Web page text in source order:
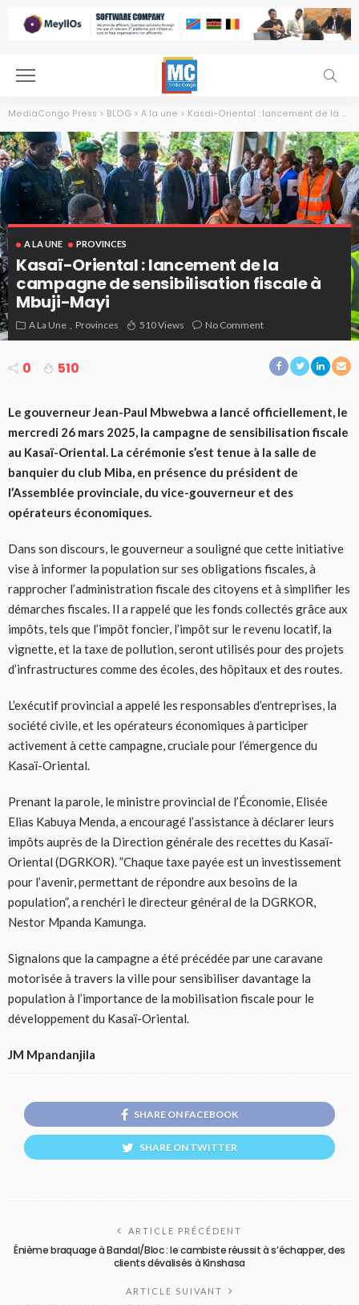
MediaCongo Press > BLOG > A la une > Kasaï-Oriental : lancement de la campagne de sensibilisation fiscale à Mbuji-Mayi
A LA UNE PROVINCES
Kasaï-Oriental : lancement de la
campagne de sensibilisation fiscale à
Mbuji-Mayi
A La Une Provinces 510 Views No Comment
0 510
Le gouverneur Jean-Paul Mbwebwa a lancé officiellement, le
mercredi 26 mars 2025, la campagne de sensibilisation fiscale
au Kasaï-Oriental. La cérémonie s’est tenue à la salle de
banquier du club Miba, en présence du président de
l’Assemblée provinciale, du vice-gouverneur et des
opérateurs économiques.
Dans son discours, le gouverneur a souligné que cette initiative
vise à informer la population sur ses obligations fiscales, à
rapprocher l’administration fiscale des citoyens et à simplifier les
démarches fiscales. Il a rappelé que les fonds collectés grâce aux
impôts, tels que l’impôt foncier, l’impôt sur le revenu locatif, la
vignette, et la taxe de pollution, seront utilisés pour des projets
d’infrastructures comme des écoles, des hôpitaux et des routes.
L’exécutif provincial a appelé les responsables d’entreprises, la
société civile, et les opérateurs économiques à participer
activement à cette campagne, cruciale pour l’émergence du
Kasaï-Oriental.
Prenant la parole, le ministre provincial de l’Économie, Elisée
Elias Kabuya Menda, a encouragé l’assistance à déclarer leurs
impôts auprès de la Direction générale des recettes du Kasaï-
Oriental (DGRKOR). ”Chaque taxe payée est un investissement
pour l’avenir, permettant de répondre aux besoins de la
population”, a renchéri le directeur général de la DGRKOR,
Nestor Mpanda Kamunga.
Signalons que la campagne a été précédée par une caravane
motorisée à travers la ville pour sensibiliser davantage la
population à l’importance de la mobilisation fiscale pour le
développement du Kasaï-Oriental.
JM Mpandanjila
SHARE ON FACEBOOK
SHARE ON TWITTER
ARTICLE PRÉCÉDENT
Énième braquage à Bandal/Bloc : le cambiste réussit à s’échapper, des
clients dévalisés à Kinshasa
ARTICLE SUIVANT